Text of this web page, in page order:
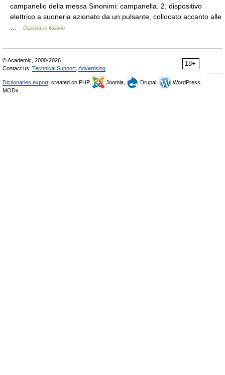
campanello della messa Sinonimi: campanella. 2. dispositivo
elettrico a suoneria azionato da un pulsante, collocato accanto alle
Dizionario italiano
18+
© Academic, 2000-2026
Contact us: Technical Support Advertising
Dictionaries export , created on PHP, Joomla, Drupal,
WordPress,
MODx.